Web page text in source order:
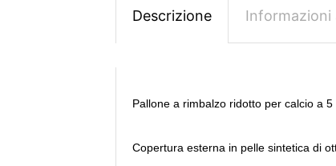
Descrizione Informazioni
Pallone a rimbalzo ridotto per calcio a
Copertura esterna in pelle sintetica di